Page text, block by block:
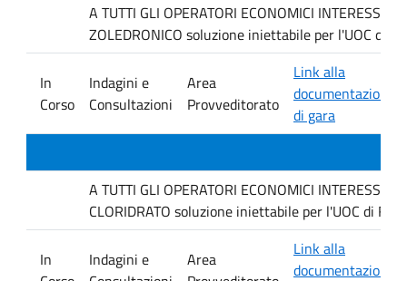
A TUTTI GLI OPERATORI ECONOMICI
ZOLEDRONICO soluzione iniettabile per l'UOC di
In
Corso
Indagini e
Consultazioni
Area
Provveditorato
Link alla
documentazione
di gara
A TUTTI GLI OPERATORI ECONOMICI
CLORIDRATO soluzione iniettabile per l'UOC di
In
Indagini e
Area
Link alla
documentazione